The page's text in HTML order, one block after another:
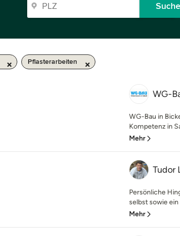
Pflasterarbeiten
WG-
WG-Bau in
Kompetenz in
Mehr
Tudor
Persönliche
selbst sowie ein
Mehr